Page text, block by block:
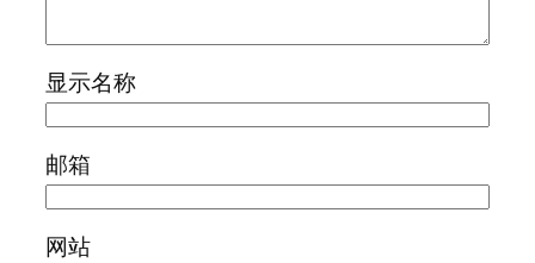
显示名称
邮箱
网站